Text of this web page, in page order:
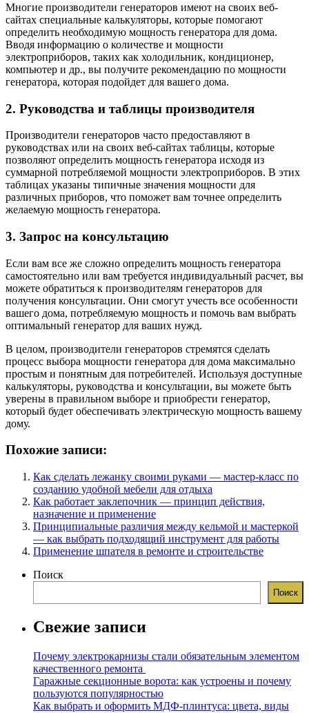
Многие производители генераторов имеют на своих веб-
сайтах специальные калькуляторы, которые помогают
определить необходимую мощность генератора для дома.
Вводя информацию о количестве и мощности
электроприборов, таких как холодильник, кондиционер,
компьютер и др., вы получите рекомендацию по мощности
генератора, которая подойдет для вашего дома.
2. Руководства и таблицы производителя
Производители генераторов часто предоставляют в
руководствах или на своих веб-сайтах таблицы, которые
позволяют определить мощность генератора исходя из
суммарной потребляемой мощности электроприборов. В этих
таблицах указаны типичные значения мощности для
различных приборов, что поможет вам точнее определить
желаемую мощность генератора.
3. Запрос на консультацию
Если вам все же сложно определить мощность генератора
самостоятельно или вам требуется индивидуальный расчет, вы
можете обратиться к производителям генераторов для
получения консультации. Они смогут учесть все особенности
вашего дома, потребляемую мощность и помочь вам выбрать
оптимальный генератор для ваших нужд.
В целом, производители генераторов стремятся сделать
процесс выбора мощности генератора для дома максимально
простым и понятным для потребителей. Используя доступные
калькуляторы, руководства и консультации, вы можете быть
уверены в правильном выборе и приобрести генератор,
который будет обеспечивать электрическую мощность вашему
дому.
Похожие записи:
Как сделать лежанку своими руками — мастер-класс по
созданию удобной мебели для отдыха
Как работает заклепочник — принцип действия,
назначение и применение
Принципиальные различия между кельмой и мастеркой
— как выбрать подходящий инструмент для работы
Применение шпателя в ремонте и строительстве
Поиск
Поиск
Свежие записи
Почему электрокарнизы стали обязательным элементом
качественного ремонта
Гаражные секционные ворота: как устроены и почему
пользуются популярностью
Как выбрать и оформить МДФ-плинтуса: цвета, виды